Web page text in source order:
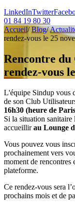
LinkedInTwitter
01 84 19 80 30
Accueil/ Blog/
rendez-vous le 25
Rencontre
rendez-vous
L'équipe Sindup vous
de son Club
16h30 (heure de
Si la situation
accueillirau Lounge
Vous pouvez vous
prochainement vers
moment de rencontres
plateforme.
Ce rendez-vous sera
prochains mois et de